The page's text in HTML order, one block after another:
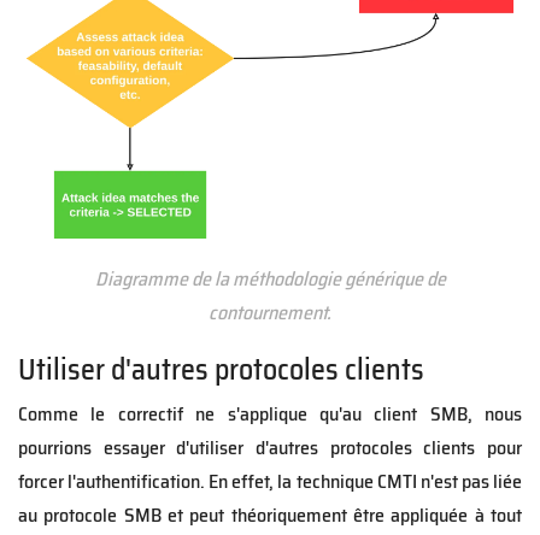
Diagramme de la méthodologie générique de
contournement.
Utiliser d'autres protocoles clients
Comme le correctif ne s'applique qu'au client SMB, nous
pourrions essayer d'utiliser d'autres protocoles clients pour
forcer l'authentification. En effet, la technique CMTI n'est pas liée
au protocole SMB et peut théoriquement être appliquée à tout